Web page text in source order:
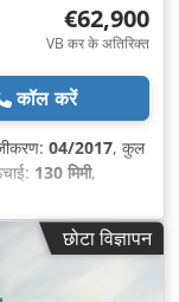
€62,900
VB कर के अतिरिक्त
कॉल करें
04/2017, कुल
130 मिमी,
छोटा विज्ञापन